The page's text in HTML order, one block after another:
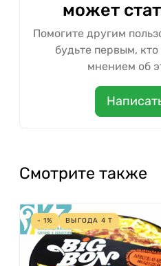
может
Помогите другим
будьте первым,
мнением об
Смотрите также
- 1% ВЫГОДА 4 Т